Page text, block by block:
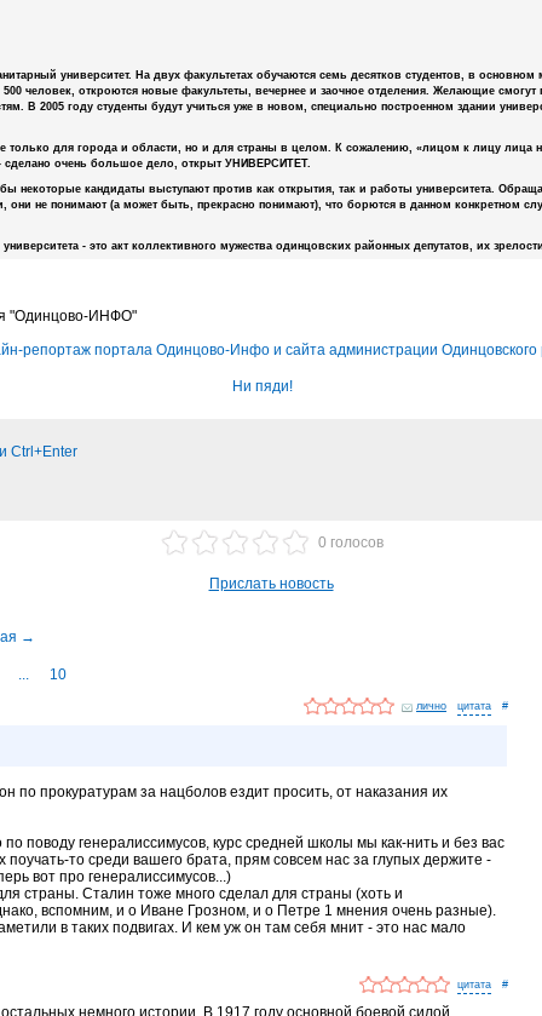
университет. На двух факультетах обучаются семь десятков студентов, в
человек, откроются новые факультеты, вечернее и заочное отделения. Желающие
В 2005 году студенты будут учиться уже в новом, специально построенном здании
только для города и области, но и для страны в целом. К сожалению, «лицом к лицу лица
очень большое дело, открыт УНИВЕРСИТЕТ.
некоторые кандидаты выступают против как открытия, так и работы университета.
не понимают (а может быть, прекрасно понимают), что борются в данном конкретном
- это акт коллективного мужества одинцовских районных депутатов, их
"Одинцово-ИНФО"
репортаж портала Одинцово-Инфо и сайта администрации
Ни пяди!
Ctrl+Enter
0 голосов
Прислать новость
10
лично #
по прокуратурам за нацболов ездит просить, от наказания их
поводу генералиссимусов, курс средней школы мы как-нить и без вас
то среди вашего брата, прям совсем нас за глупых держите -
вот про генералиссимусов...)
страны. Сталин тоже много сделал для страны (хоть и
вспомним, и о Иване Грозном, и о Петре 1 мнения очень разные).
в таких подвигах. И кем уж он там себя мнит - это нас мало
#
немного истории. В 1917 году основной боевой силой